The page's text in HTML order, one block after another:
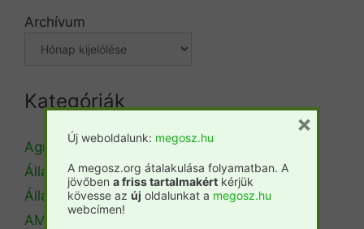
Archívum
Kategóriák
Agrárminisztérium
Állásbörze
Álláshirdetés
AM Erdőrendezési Főosztály
Új weboldalunk: megosz.hu
A megosz.org átalakulása folyamatban. A
jövőben a friss tartalmakért kérjük
kövesse az új oldalunkat a megosz.hu
webcímen!
×